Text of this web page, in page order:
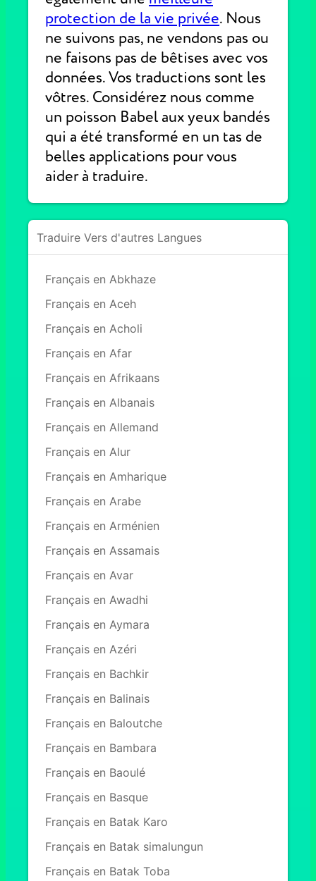
protection de la vie privée. Nous
ne suivons pas, ne vendons pas ou
ne faisons pas de bêtises avec vos
données. Vos traductions sont les
vôtres. Considérez nous comme
un poisson Babel aux yeux bandés
qui a été transformé en un tas de
belles applications pour vous
aider à traduire.
Traduire Vers d'autres Langues
Français en Abkhaze
Français en Aceh
Français en Acholi
Français en Afar
Français en Afrikaans
Français en Albanais
Français en Allemand
Français en Alur
Français en Amharique
Français en Arabe
Français en Arménien
Français en Assamais
Français en Avar
Français en Awadhi
Français en Aymara
Français en Azéri
Français en Bachkir
Français en Balinais
Français en Baloutche
Français en Bambara
Français en Baoulé
Français en Basque
Français en Batak Karo
Français en Batak simalungun
Français en Batak Toba